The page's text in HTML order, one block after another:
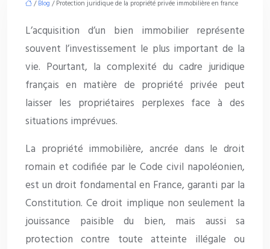
/Blog / Protection juridique de la propriété privée immobilière en france
L’acquisition d’un bien immobilier représente
souvent l’investissement le plus important de la
vie. Pourtant, la complexité du cadre juridique
français en matière de propriété privée peut
laisser les propriétaires perplexes face à des
situations imprévues.
La propriété immobilière, ancrée dans le droit
romain et codifiée par le Code civil napoléonien,
est un droit fondamental en France, garanti par la
Constitution. Ce droit implique non seulement la
jouissance paisible du bien, mais aussi sa
protection contre toute atteinte illégale ou